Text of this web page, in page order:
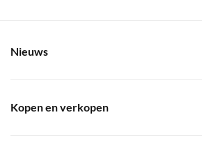
Nieuws
Kopen en verkopen